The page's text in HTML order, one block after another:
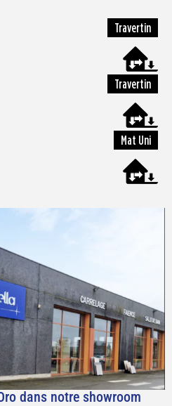
Travertin
Travertin
Mat Uni
dans notre showroom